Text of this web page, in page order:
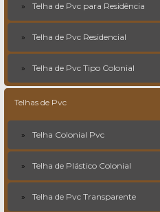
Telha de Pvc para Residência
Telha de Pvc Residencial
Telha de Pvc Tipo Colonial
Telhas de Pvc
Telha Colonial Pvc
Telha de Plástico Colonial
Telha de Pvc Transparente